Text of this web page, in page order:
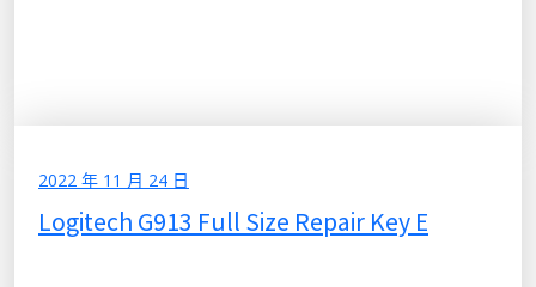
2022 年 11 月 24 日
Logitech G913 Full Size Repair Key E